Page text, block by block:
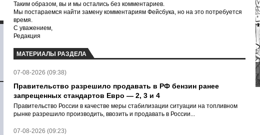
Таким образом, вы и мы остались без комментариев.
Мы постараемся найти замену комментариям Фейсбука, но на это потребуется
время.
С уважением,
Редакция
МАТЕРИАЛЫ РАЗДЕЛА
07-08-2026 (09:38)
Правительство разрешило продавать в РФ бензин ранее
запрещенных стандартов Евро — 2, 3 и 4
Правительство России в качестве меры стабилизации ситуации на топливном
рынке разрешило производить, ввозить и продавать в России...
07-08-2026 (09:23)